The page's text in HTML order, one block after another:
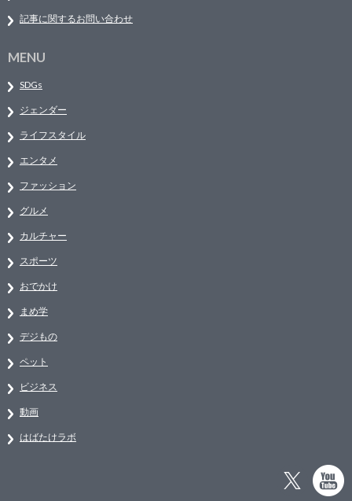
記事に関するお問い合わせ
MENU
SDGs
ジェンダー
ライフスタイル
エンタメ
ファッション
グルメ
カルチャー
スポーツ
おでかけ
まめ学
デジもの
ペット
ビジネス
動画
はばたけラボ